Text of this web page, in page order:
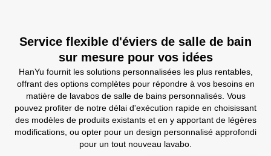
Service flexible d'éviers de salle de bain
sur mesure pour vos idées
HanYu fournit les solutions personnalisées les plus rentables,
offrant des options complètes pour répondre à vos besoins en
matière de lavabos de salle de bains personnalisés. Vous
pouvez profiter de notre délai d'exécution rapide en choisissant
des modèles de produits existants et en y apportant de légères
modifications, ou opter pour un design personnalisé approfondi
pour un tout nouveau lavabo.